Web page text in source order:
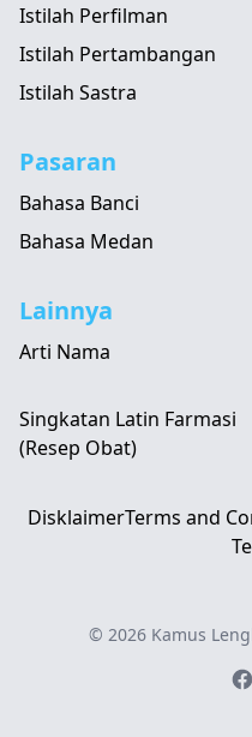
Istilah Perfilman
Istilah Pertambangan
Istilah Sastra
Pasaran
Bahasa Banci
Bahasa Medan
Lainnya
Arti Nama
Singkatan Latin Farmasi
(Resep Obat)
DisklaimerTerms and
© 2026 Kamus